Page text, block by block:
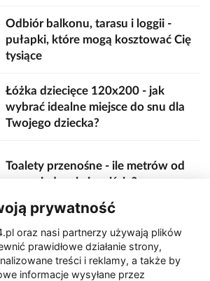
Odbiór balkonu, tarasu i loggii -
pułapki, które mogą kosztować Cię
tysiące
Łóżka dziecięce 120x200 - jak
wybrać idealne miejsce do snu dla
Twojego dziecka?
Toalety przenośne - ile metrów od
sceny, jedzenia i wejścia?
Zaatakował seniora na "kwadracie"
prywatność
oraz nasi partnerzy używają plików
prawidłowe działanie strony,
treści i reklamy, a także by
informacje wysyłane przez